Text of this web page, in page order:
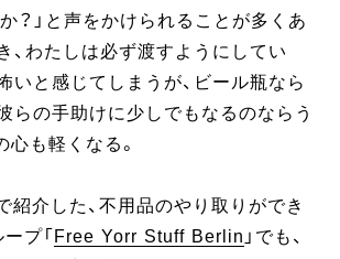
？」と声をかけられることが多くあ
、わたしは必ず渡すようにしてい
いと感じてしまうが、ビール瓶なら
らの手助けに少しでもなるのならう
心も軽くなる。
紹介した、不用品のやり取りができ
プ「 Free Yorr Stuff Berlin 」でも、